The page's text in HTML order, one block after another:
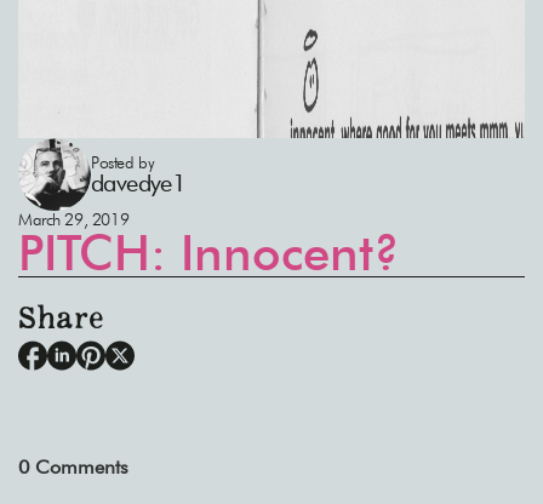
Posted by
davedye1
March 29, 2019
PITCH: Innocent?
Share
0Comments